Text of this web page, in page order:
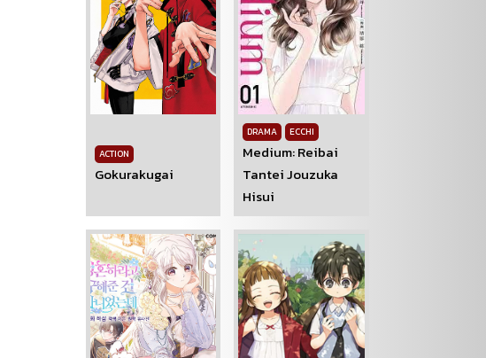
ACTION
Gokurakugai
DRAMA ECCHI
Medium: Reibai
Tantei Jouzuka
Hisui